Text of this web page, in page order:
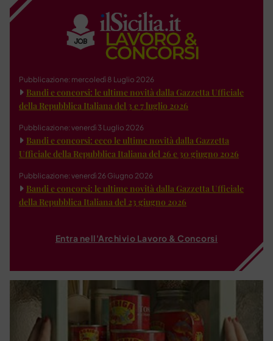
Pubblicazione: mercoledì 8 Luglio 2026
Bandi e concorsi: le ultime novità dalla Gazzetta Ufficiale
della Repubblica Italiana del 3 e 7 luglio 2026
Pubblicazione: venerdì 3 Luglio 2026
Bandi e concorsi: ecco le ultime novità dalla Gazzetta
Ufficiale della Repubblica Italiana del 26 e 30 giugno 2026
Pubblicazione: venerdì 26 Giugno 2026
Bandi e concorsi: le ultime novità dalla Gazzetta Ufficiale
della Repubblica Italiana del 23 giugno 2026
Entra nell'Archivio Lavoro & Concorsi